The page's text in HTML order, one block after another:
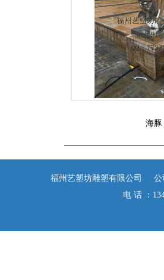
海豚
福州艺塑坊雕塑有限公司 公
电 话 ：